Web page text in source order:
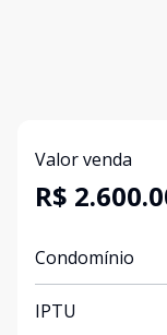
Valor venda
R$
Condomínio
IPTU